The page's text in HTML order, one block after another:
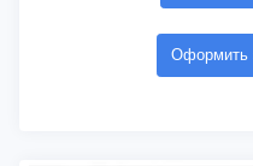
Оформить